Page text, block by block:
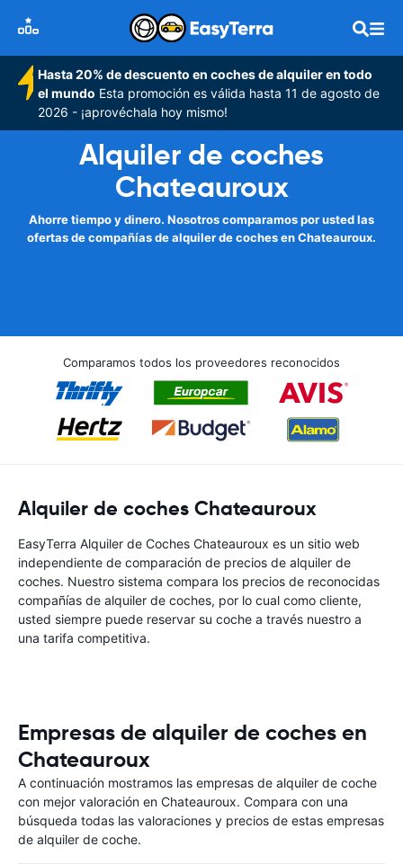
Hasta 20% de descuento en coches de alquiler en todo
el mundo Esta promoción es válida hasta 11 de agosto de
2026 - ¡aprovéchala hoy mismo!
Alquiler de coches
Chateauroux
Ahorre tiempo y dinero. Nosotros comparamos por usted las
ofertas de compañías de alquiler de coches en Chateauroux.
Comparamos todos los proveedores reconocidos
Alquiler de coches Chateauroux
EasyTerra Alquiler de Coches Chateauroux es un sitio web
independiente de comparación de precios de alquiler de
coches. Nuestro sistema compara los precios de reconocidas
compañías de alquiler de coches, por lo cual como cliente,
usted siempre puede reservar su coche a través nuestro a
una tarifa competitiva.
Empresas de alquiler de coches en
Chateauroux
A continuación mostramos las empresas de alquiler de coche
con mejor valoración en Chateauroux. Compara con una
búsqueda todas las valoraciones y precios de estas empresas
de alquiler de coche.